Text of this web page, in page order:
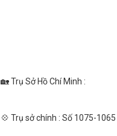
🏡 Trụ Sở Hồ Chí Minh :
💠 Trụ sở chính : Số 1075-1065